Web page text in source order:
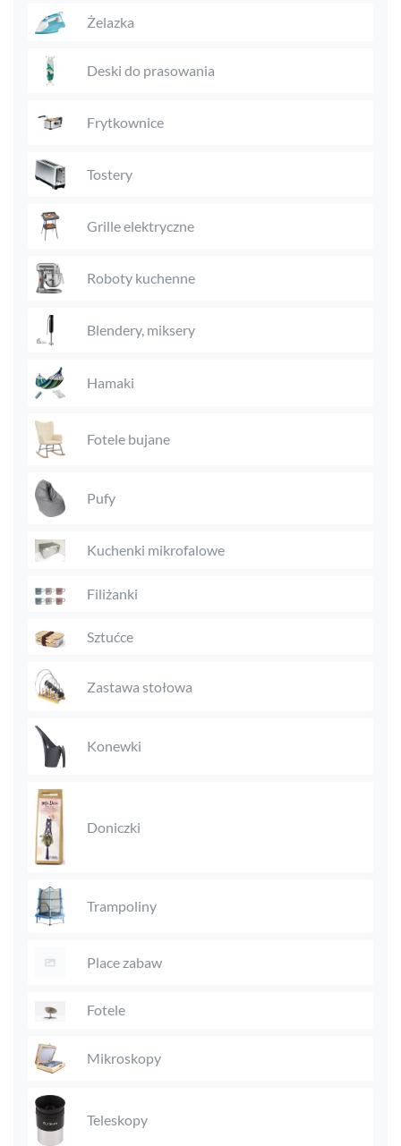
Żelazka
Deski do prasowania
Frytkownice
Tostery
Grille elektryczne
Roboty kuchenne
Blendery, miksery
Hamaki
Fotele bujane
Pufy
Kuchenki mikrofalowe
Filiżanki
Sztućce
Zastawa stołowa
Konewki
Doniczki
Trampoliny
Place zabaw
Fotele
Mikroskopy
Teleskopy